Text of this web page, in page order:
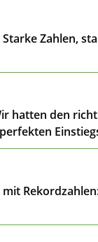
Zahlen,
hatten den